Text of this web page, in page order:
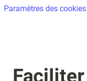
Paramètres des cookies